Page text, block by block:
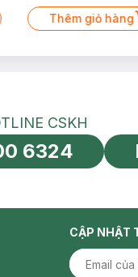
Thêm giỏ hàng
toàn cầu
HOTLINE CSKH
CSKH
6324
CẬP NHẬT